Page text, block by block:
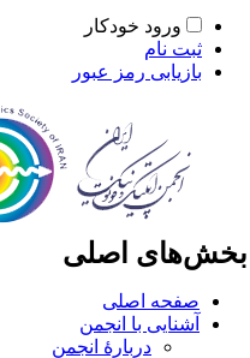
ورود خودکار
ثبت نام
بازیابی رمز عبور
اصلی
صفحه اصلی
آشنایی با انجمن
دربارۀ انجمن